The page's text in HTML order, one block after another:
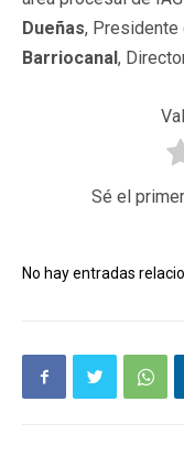
Dueñas, Presidente
Barriocanal,
Sé el
No hay entradas